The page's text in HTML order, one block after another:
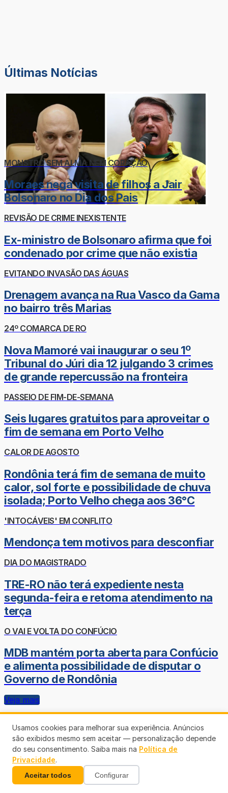
Últimas Notícias
MONSTRO SEM ALMA NEM CORAÇÃO
Moraes nega visita de filhos a Jair
Bolsonaro no Dia dos Pais
REVISÃO DE CRIME INEXISTENTE
Ex-ministro de Bolsonaro afirma que foi
condenado por crime que não existia
EVITANDO INVASÃO DAS ÁGUAS
Drenagem avança na Rua Vasco da Gama
no bairro três Marias
24º COMARCA DE RO
Nova Mamoré vai inaugurar o seu 1º
Tribunal do Júri dia 12 julgando 3 crimes
de grande repercussão na fronteira
PASSEIO DE FIM-DE-SEMANA
Seis lugares gratuitos para aproveitar o
fim de semana em Porto Velho
CALOR DE AGOSTO
Rondônia terá fim de semana de muito
calor, sol forte e possibilidade de chuva
isolada; Porto Velho chega aos 36°C
'INTOCÁVEIS' EM CONFLITO
Mendonça tem motivos para desconfiar
DIA DO MAGISTRADO
TRE-RO não terá expediente nesta
segunda-feira e retoma atendimento na
terça
O VAI E VOLTA DO CONFÚCIO
MDB mantém porta aberta para Confúcio
e alimenta possibilidade de disputar o
Governo de Rondônia
Veja mais
Usamos cookies para melhorar sua experiência. Anúncios
são exibidos mesmo sem aceitar — personalização depende
do seu consentimento. Saiba mais na Política de
Privacidade.
Aceitar todos Configurar